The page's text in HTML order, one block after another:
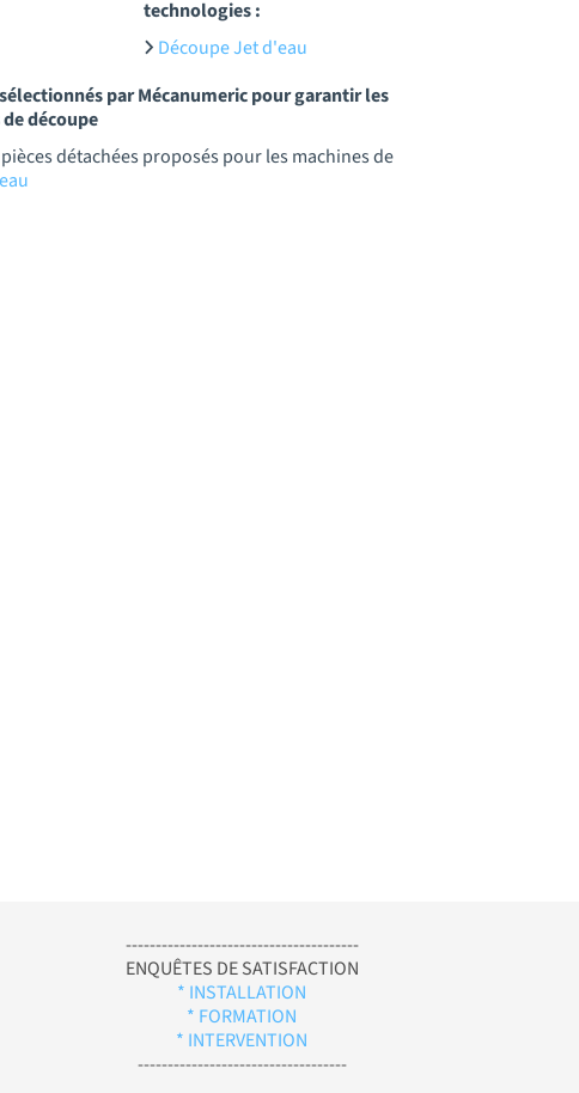
technologies :
Découpe Jet d'eau
par Mécanumeric pour garantir les
découpe
détachées proposés pour les machines de
---------------------------------------
ENQUÊTES DE SATISFACTION
* INSTALLATION
* FORMATION
* INTERVENTION
-----------------------------------